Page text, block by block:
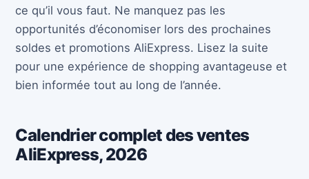
ce qu’il vous faut. Ne manquez pas les
opportunités d’économiser lors des prochaines
soldes et promotions AliExpress. Lisez la suite
pour une expérience de shopping avantageuse et
bien informée tout au long de l’année.
Calendrier complet des ventes
AliExpress, 2026